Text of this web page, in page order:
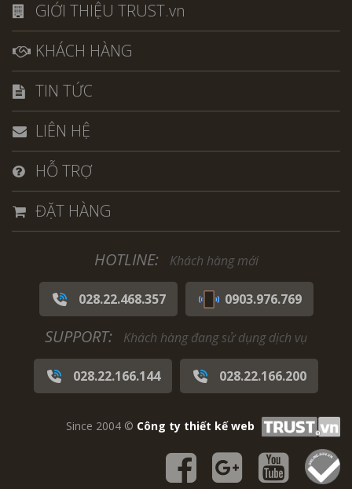
GIỚI THIỆU TRUST.vn
KHÁCH HÀNG
TIN TỨC
LIÊN HỆ
HỖ TRỢ
ĐẶT HÀNG
HOTLINE: Khách hàng mới
028.22.468.357 0903.976.769
SUPPORT: Khách hàng đang sử dụng dịch vụ
028.22.166.144 028.22.166.200
Since 2004 © Công ty thiết kế web